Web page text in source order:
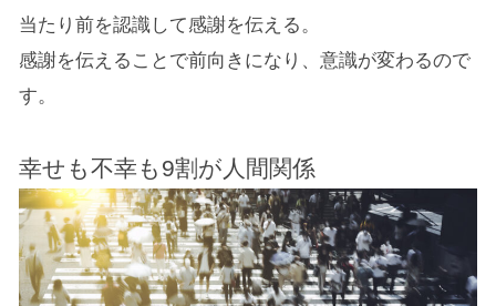
当たり前を認識して感謝を伝える。
感謝を伝えることで前向きになり、意識が変わるので
す。
幸せも不幸も9割が人間関係